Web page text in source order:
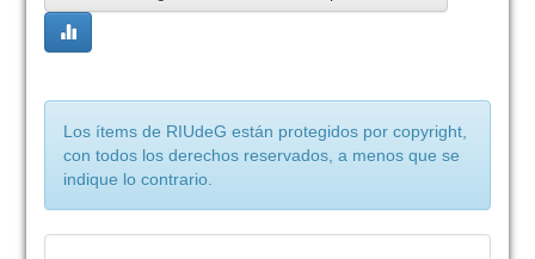
Los ítems de RIUdeG están protegidos por copyright,
con todos los derechos reservados, a menos que se
indique lo contrario.